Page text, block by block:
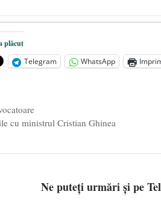
pandemie
despre embrionul uman, ca
de Cultură Macedo-Română
plăcut
Telegram
WhatsApp
cu ministrul Cristian Ghinea
Ne puteți urmări și pe